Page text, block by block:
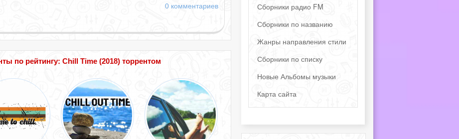
0 комментариев
по рейтингу: Chill Time (2018) торрентом
Сборники радио FM
Сборники по названию
Жанры направления стили
Сборники по списку
Новые Альбомы музыки
Карта сайта